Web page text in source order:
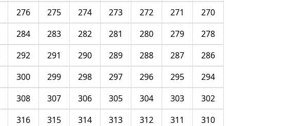
270
271
272
273
274
275
276
278
279
280
281
282
283
284
286
287
288
289
290
291
292
294
295
296
297
298
299
300
302
303
304
305
306
307
308
310
311
312
313
314
315
316